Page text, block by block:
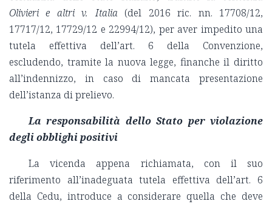
Olivieri e altri v. Italia(del 2016 ric. nn. 17708/12,
17717/12, 17729/12 e 22994/12), per aver impedito una
tutela effettiva dell’art. 6 della Convenzione,
escludendo, tramite la nuova legge, finanche il diritto
all’indennizzo, in caso di mancata presentazione
dell’istanza di prelievo.
La responsabilità dello Stato per violazione
degli obblighi positivi
La vicenda appena richiamata, con il suo
riferimento all’inadeguata tutela effettiva dell’art. 6
della Cedu, introduce a considerare quella che deve